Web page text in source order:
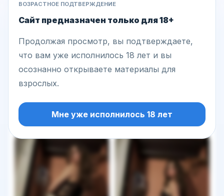
Другие фото этой модели
ВОЗРАСТНОЕ ПОДТВЕРЖДЕНИЕ
Сайт предназначен только для 18+
Продолжая просмотр, вы подтверждаете,
что вам уже исполнилось 18 лет и вы
осознанно открываете материалы для
взрослых.
Мне уже исполнилось 18 лет